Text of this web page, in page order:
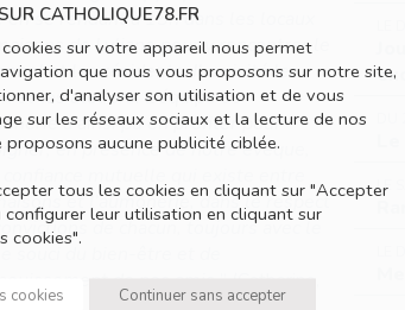
se rendant à 15h dans les locaux
de Lyliane pour y rencontrer le
et les résidents. Il a visité les
et les ateliers. L’équipe de
a ainsi pu en profiter pour
en présence de notre évêque,
et l’aumônerie, dans le respect
de chacun, toujours avec le
LE
CATHOLIQUE78.FR
sur votre appareil nous permet
que nous vous proposons sur notre site,
d'analyser son utilisation et de vous
sur les réseaux sociaux et la lecture de nos
proposons aucune publicité ciblée.
tous les cookies en cliquant sur "Accepter
configurer leur utilisation en cliquant sur
cookies".
cookies Continuer sans accepter